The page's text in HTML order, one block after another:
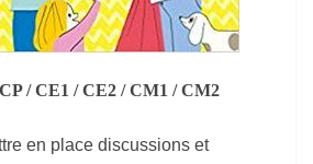
/ CE1 / CE2 / CM1 / CM2
en place discussions et